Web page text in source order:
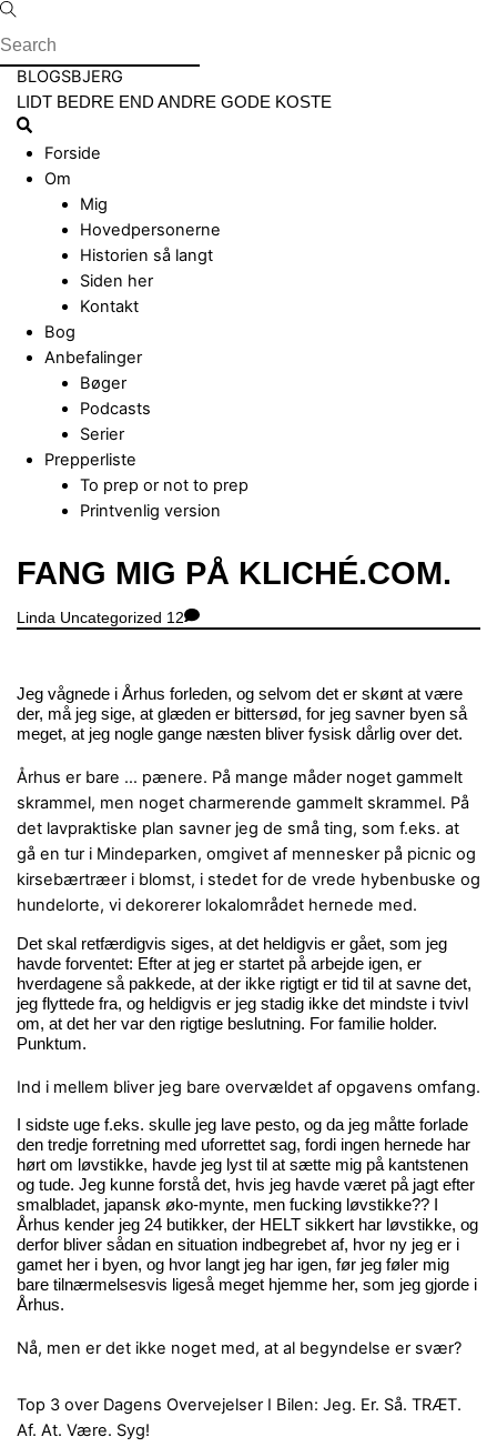
Skip
to
content
Menu
BLOGSBJERG
LIDT BEDRE END ANDRE GODE KOSTE
Search
Forside
Om
Mig
Hovedpersonerne
Historien så langt
Siden her
Kontakt
Bog
Anbefalinger
Bøger
Podcasts
Serier
Prepperliste
To prep or not to prep
Printvenlig version
Close
Menu
FANG MIG PÅ KLICHÉ.COM.
Linda Uncategorized 12
Jeg vågnede i Århus forleden, og selvom det er skønt at være
der, må jeg sige, at glæden er bittersød, for jeg savner byen så
meget, at jeg nogle gange næsten bliver fysisk dårlig over det.
Århus er bare … pænere. På mange måder noget gammelt
skrammel, men noget charmerende gammelt skrammel. På
det lavpraktiske plan savner jeg de små ting, som f.eks. at
gå en tur i Mindeparken, omgivet af mennesker på picnic og
kirsebærtræer i blomst, i stedet for de vrede hybenbuske og
hundelorte, vi dekorerer lokalområdet hernede med.
Det skal retfærdigvis siges, at det heldigvis er gået, som jeg
havde forventet: Efter at jeg er startet på arbejde igen, er
hverdagene så pakkede, at der ikke rigtigt er tid til at savne det,
jeg flyttede fra, og heldigvis er jeg stadig ikke det mindste i tvivl
om, at det her var den rigtige beslutning. For familie holder.
Punktum.
Ind i mellem bliver jeg bare overvældet af opgavens omfang.
I sidste uge f.eks. skulle jeg lave pesto, og da jeg måtte forlade
den tredje forretning med uforrettet sag, fordi ingen hernede har
hørt om løvstikke, havde jeg lyst til at sætte mig på kantstenen
og tude. Jeg kunne forstå det, hvis jeg havde været på jagt efter
smalbladet, japansk øko-mynte, men fucking løvstikke?? I
Århus kender jeg 24 butikker, der HELT sikkert har løvstikke, og
derfor bliver sådan en situation indbegrebet af, hvor ny jeg er i
gamet her i byen, og hvor langt jeg har igen, før jeg føler mig
bare tilnærmelsesvis ligeså meget hjemme her, som jeg gjorde i
Århus.
Nå, men er det ikke noget med, at al begyndelse er svær?
Top 3 over Dagens Overvejelser I Bilen: Jeg. Er. Så. TRÆT.
Af. At. Være. Syg!